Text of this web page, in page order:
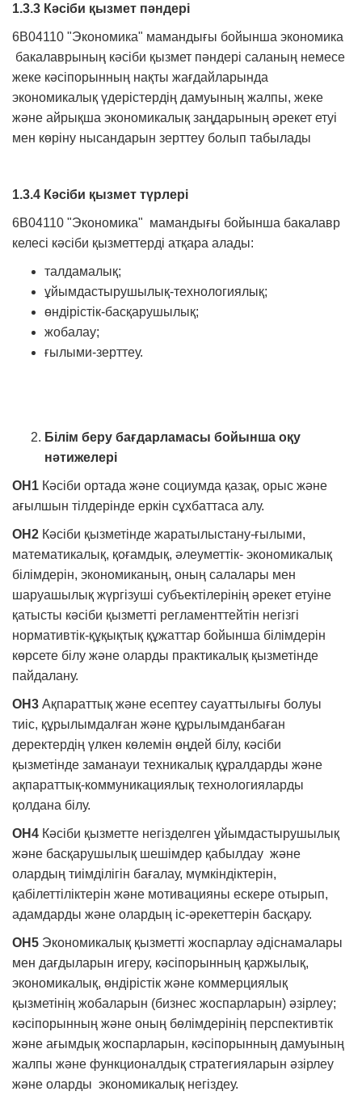
1.3.3 Кәсіби қызмет пәндері
6В04110 "Экономика" мамандығы бойынша экономика
бакалаврының кәсіби қызмет пәндері саланың немесе
жеке кәсіпорынның нақты жағдайларында
экономикалық үдерістердің дамуының жалпы, жеке
және айрықша экономикалық заңдарының әрекет етуі
мен көріну нысандарын зерттеу болып табылады
1.3.4 Кәсіби қызмет түрлері
6В04110 "Экономика" мамандығы бойынша бакалавр
келесі кәсіби қызметтерді атқара алады:
талдамалық;
ұйымдастырушылық-технологиялық;
өндірістік-басқарушылық;
жобалау;
ғылыми-зерттеу.
Білім беру бағдарламасы бойынша оқу
нәтижелері
ОН1 Кәсіби ортада және социумда қазақ, орыс және
ағылшын тілдерінде еркін сұхбаттаса алу.
ОН2 Кәсіби қызметінде жаратылыстану-ғылыми,
математикалық, қоғамдық, әлеуметтік- экономикалық
білімдерін, экономиканың, оның салалары мен
шаруашылық жүргізуші субъектілерінің әрекет етуіне
қатысты кәсіби қызметті регламенттейтін негізгі
нормативтік-құқықтық құжаттар бойынша білімдерін
көрсете білу және оларды практикалық қызметінде
пайдалану.
ОН3 Ақпараттық және есептеу сауаттылығы болуы
тиіс, құрылымдалған және құрылымданбаған
деректердің үлкен көлемін өңдей білу, кәсіби
қызметінде заманауи техникалық құралдарды және
ақпараттық-коммуникациялық технологияларды
қолдана білу.
ОН4 Кәсіби қызметте негізделген ұйымдастырушылық
және басқарушылық шешімдер қабылдау және
олардың тиімділігін бағалау, мүмкіндіктерін,
қабілеттіліктерін және мотивацияны ескере отырып,
адамдарды және олардың іс-әрекеттерін басқару.
ОН5 Экономикалық қызметті жоспарлау әдіснамалары
мен дағдыларын игеру, кәсіпорынның қаржылық,
экономикалық, өндірістік және коммерциялық
қызметінің жобаларын (бизнес жоспарларын) әзірлеу;
кәсіпорынның және оның бөлімдерінің перспективтік
және ағымдық жоспарларын, кәсіпорынның дамуының
жалпы және функционалдық стратегияларын әзірлеу
және оларды экономикалық негіздеу.